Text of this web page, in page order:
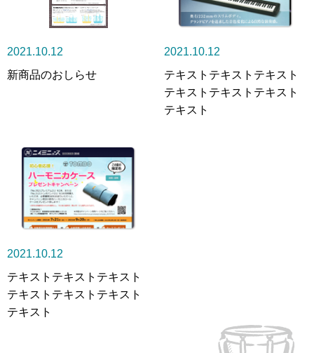
2021.10.12
新商品のおしらせ
2021.10.12
テキストテキストテキスト
テキストテキストテキスト
テキスト
2021.10.12
テキストテキストテキスト
テキストテキストテキスト
テキスト